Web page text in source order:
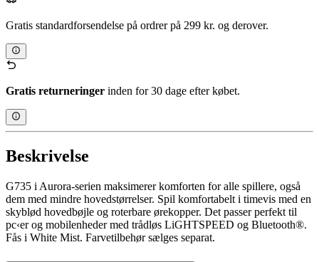
Gratis standardforsendelse på ordrer på 299 kr. og derover.
Gratis returneringer inden for 30 dage efter købet.
Beskrivelse
G735 i Aurora-serien maksimerer komforten for alle spillere, også
dem med mindre hovedstørrelser. Spil komfortabelt i timevis med en
skyblød hovedbøjle og roterbare ørekopper. Det passer perfekt til
pc‹er og mobilenheder med trådløs LiGHTSPEED og Bluetooth®.
Fås i White Mist. Farvetilbehør sælges separat.